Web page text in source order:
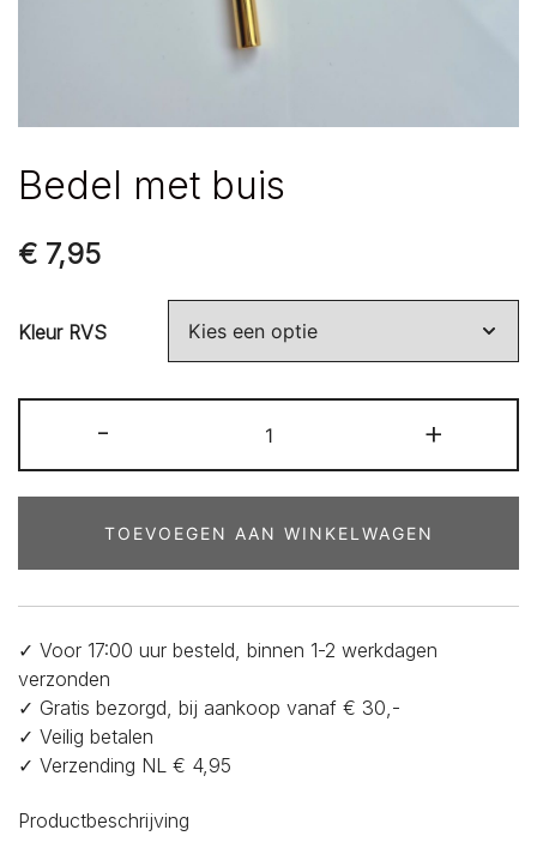
Bedel met buis
€ 7,95
Kleur RVS
-
met
buis
aantal
+
TOEVOEGEN AAN WINKELWAGEN
✓ Voor 17:00 uur besteld, binnen 1-2 werkdagen
verzonden
✓ Gratis bezorgd, bij aankoop vanaf € 30,-
✓ Veilig betalen
✓ Verzending NL € 4,95
Productbeschrijving